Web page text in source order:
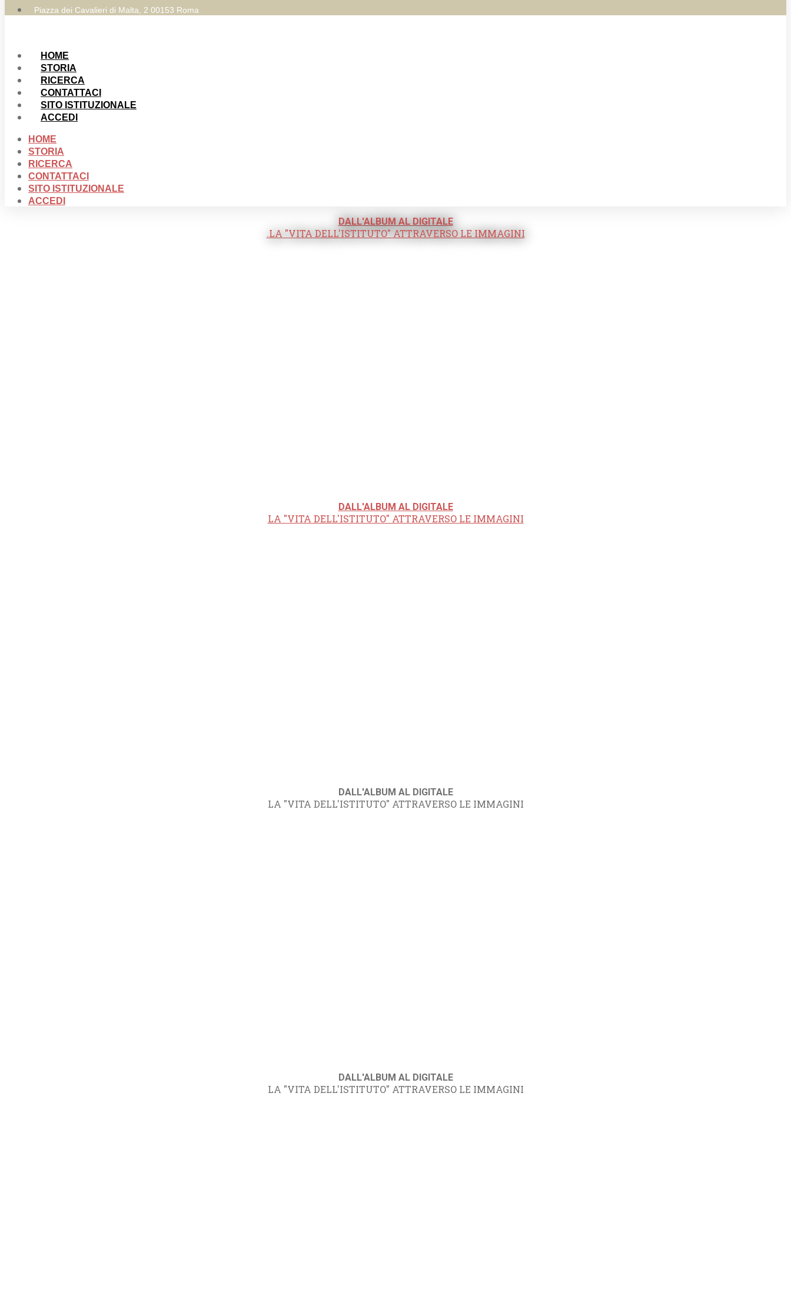
Piazza dei Cavalieri di Malta, 2 00153 Roma
HOME
STORIA
RICERCA
CONTATTACI
SITO ISTITUZIONALE
ACCEDI
HOME
STORIA
RICERCA
CONTATTACI
SITO ISTITUZIONALE
ACCEDI
DALL'ALBUM AL DIGITALE
.LA "VITA DELL'ISTITUTO" ATTRAVERSO LE IMMAGINI
DALL'ALBUM AL DIGITALE
LA "VITA DELL'ISTITUTO" ATTRAVERSO LE IMMAGINI
DALL'ALBUM AL DIGITALE
LA "VITA DELL'ISTITUTO" ATTRAVERSO LE IMMAGINI
DALL'ALBUM AL DIGITALE
LA "VITA DELL'ISTITUTO" ATTRAVERSO LE IMMAGINI